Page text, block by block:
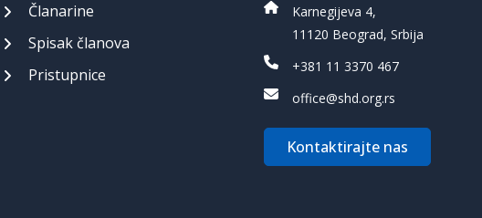
Članarine
Spisak članova
Pristupnice
Karnegijeva 4,
11120 Beograd, Srbija
+381 11 3370 467
office@shd.org.rs
Kontaktirajte nas